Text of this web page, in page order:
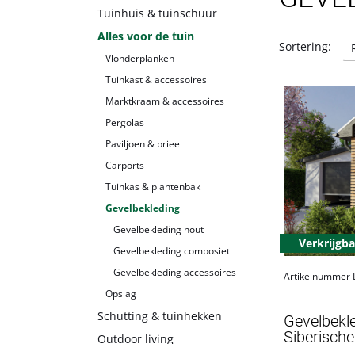
Tuinhuis & tuinschuur
Alles voor de tuin
Vlonderplanken
Tuinkast & accessoires
Marktkraam & accessoires
Pergolas
Paviljoen & prieel
Carports
Tuinkas & plantenbak
Gevelbekleding
Gevelbekleding hout
Gevelbekleding composiet
Gevelbekleding accessoires
Opslag
Schutting & tuinhekken
Outdoor living
Sortering:
Artikelnummer